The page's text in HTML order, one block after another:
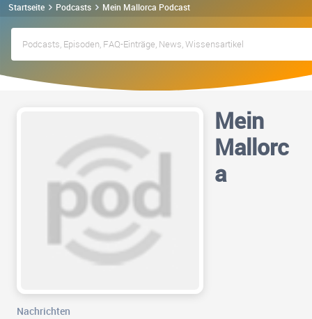
Startseite Podcasts Mein Mallorca Podcast
Mein
Mallorc
a
Nachrichten